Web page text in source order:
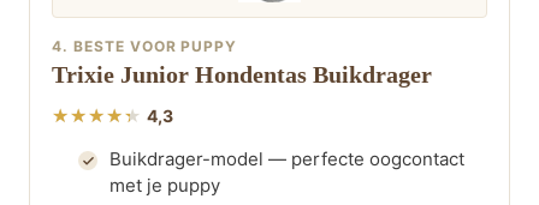
4. BESTE VOOR PUPPY
Trixie Junior Hondentas Buikdrager
4,3
Buikdrager-model — perfecte oogcontact
met je puppy